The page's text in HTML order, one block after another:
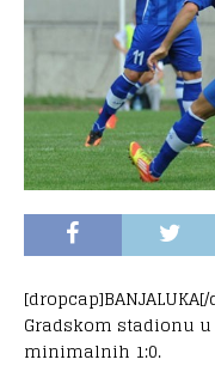
Gradskom stadionu
minimalnih 1:0.